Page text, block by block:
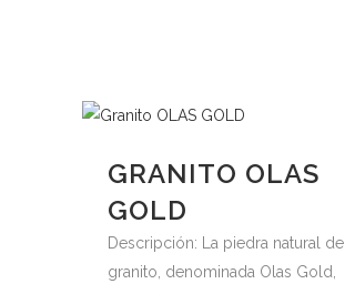
GRANITO OLAS
GOLD
Descripción: La piedra natural de
granito, denominada Olas Gold,